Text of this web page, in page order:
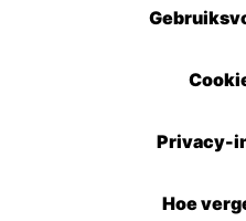
Privacy-
Hoe